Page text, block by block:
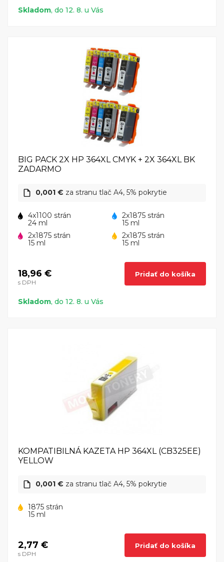
Skladom, do 12. 8. u Vás
BIG PACK 2X HP 364XL CMYK + 2X 364XL BK
ZADARMO
0,001 € za stranu tlač A4, 5% pokrytie
4x1100 strán
24 ml
2x1875 strán
15 ml
2x1875 strán
15 ml
2x1875 strán
15 ml
18,96 €
s DPH
Pridať do košíka
Skladom, do 12. 8. u Vás
KOMPATIBILNÁ KAZETA HP 364XL (CB325EE)
YELLOW
0,001 € za stranu tlač A4, 5% pokrytie
1875 strán
15 ml
2,77 €
s DPH
Pridať do košíka